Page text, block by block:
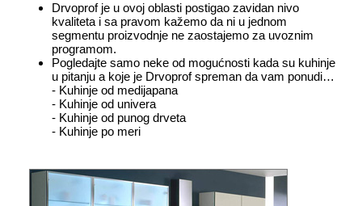
Drvoprof je u ovoj oblasti postigao zavidan nivo
kvaliteta i sa pravom kažemo da ni u jednom
segmentu proizvodnje ne zaostajemo za uvoznim
programom.
Pogledajte samo neke od mogućnosti kada su kuhinje
u pitanju a koje je Drvoprof spreman da vam ponudi…
- Kuhinje od medijapana
- Kuhinje od univera
- Kuhinje od punog drveta
- Kuhinje po meri